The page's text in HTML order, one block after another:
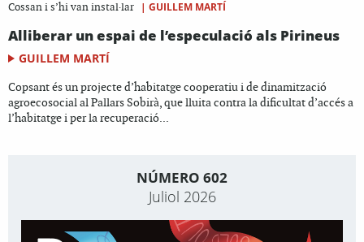
Cossan i s’hi van instal·lar
| GUILLEM MARTÍ
Alliberar un espai de l’especulació als Pirineus
GUILLEM MARTÍ
Copsant és un projecte d’habitatge cooperatiu i de dinamització
agroecosocial al Pallars Sobirà, que lluita contra la dificultat d’accés a
l’habitatge i per la recuperació...
NÚMERO 602
Juliol 2026